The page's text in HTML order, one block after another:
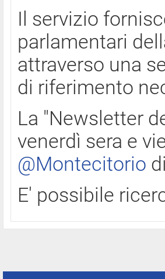
Il servizio
parlamentari
attraverso una
di riferimento
La "Newsletter
venerdì sera e
@Montecitorio
E' possibile